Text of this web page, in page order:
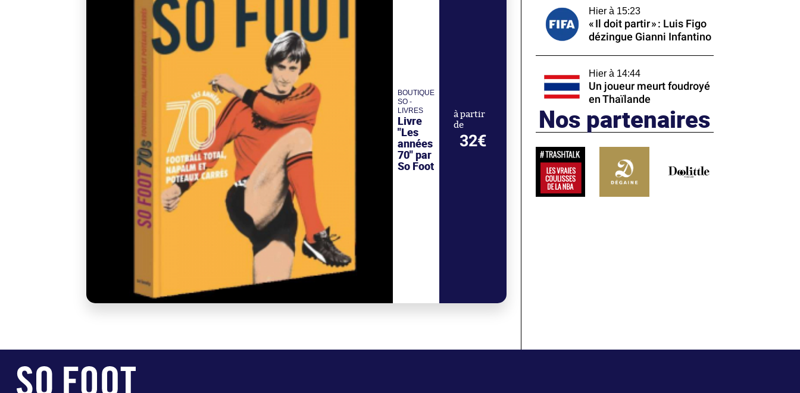
BOUTIQUE
SO -
LIVRES
Livre
"Les
années
70" par
So Foot
à partir
de
32€
Hier à 15:23
« Il doit partir » : Luis Figo
dézingue Gianni Infantino
Hier à 14:44
Un joueur meurt foudroyé
en Thaïlande
Nos partenaires